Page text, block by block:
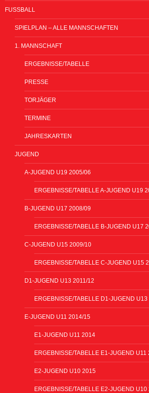
FUSSBALL
SPIELPLAN – ALLE MANNSCHAFTEN
1. MANNSCHAFT
ERGEBNISSE/TABELLE
PRESSE
TORJÄGER
TERMINE
JAHRESKARTEN
JUGEND
A-JUGEND U19 2005/06
ERGEBNISSE/TABELLE A-JUGEND U19
B-JUGEND U17 2008/09
ERGEBNISSE/TABELLE B-JUGEND U17
C-JUGEND U15 2009/10
ERGEBNISSE/TABELLE C-JUGEND U15
D1-JUGEND U13 2011/12
ERGEBNISSE/TABELLE D1-JUGEND U13
E-JUGEND U11 2014/15
E1-JUGEND U11 2014
ERGEBNISSE/TABELLE E1-JUGEND U11
E2-JUGEND U10 2015
ERGEBNISSE/TABELLE E2-JUGEND U10